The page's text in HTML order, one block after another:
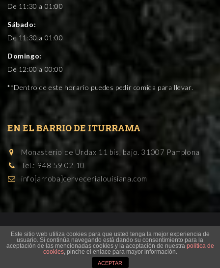
De 11:30 a 01:00
Sábado:
De 11:30 a 01:00
Domingo:
De 12:00 a 00:00
**Dentro de este horario puedes pedir comida para llevar.
EN EL BARRIO DE ITURRAMA
Monasterio de Urdax 11 bis, bajo. 31007 Pamplona
Tel.: 948 59 02 10
info[arroba]cervecerialouisiana.com
Cervecería Restaurante en Pamplona - © Cervecería
Louisiana 2019
Este sitio web utiliza cookies para que usted tenga la mejor experiencia de
usuario. Si continúa navegando está dando su consentimiento para la
aceptación de las mencionadas cookies y la aceptación de nuestra política de
cookies, pinche el enlace para mayor información.
ACEPTAR